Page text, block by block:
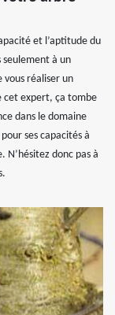
et l’aptitude du
seulement à un
vous réaliser un
cet expert, ça tombe
dans le domaine
ses capacités à
N’hésitez donc pas à